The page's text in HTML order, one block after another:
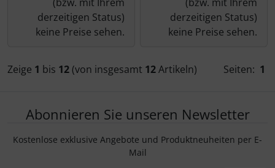
derzeitigen Status)
keine Preise sehen.
derzeitigen Status)
keine Preise sehen.
Zeige 1 bis 12 (von insgesamt 12Artikeln) Seiten: 1
Abonnieren Sie unseren Newsletter
Kostenlose exklusive Angebote und Produktneuheiten per E-
Mail